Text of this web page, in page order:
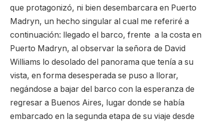
que protagonizó, ni bien desembarcara en Puerto
Madryn, un hecho singular al cual me referiré a
continuación: llegado el barco, frente a la costa en
Puerto Madryn, al observar la señora de David
Williams lo desolado del panorama que tenía a su
vista, en forma desesperada se puso a llorar,
negándose a bajar del barco con la esperanza de
regresar a Buenos Aires, lugar donde se había
embarcado en la segunda etapa de su viaje desde